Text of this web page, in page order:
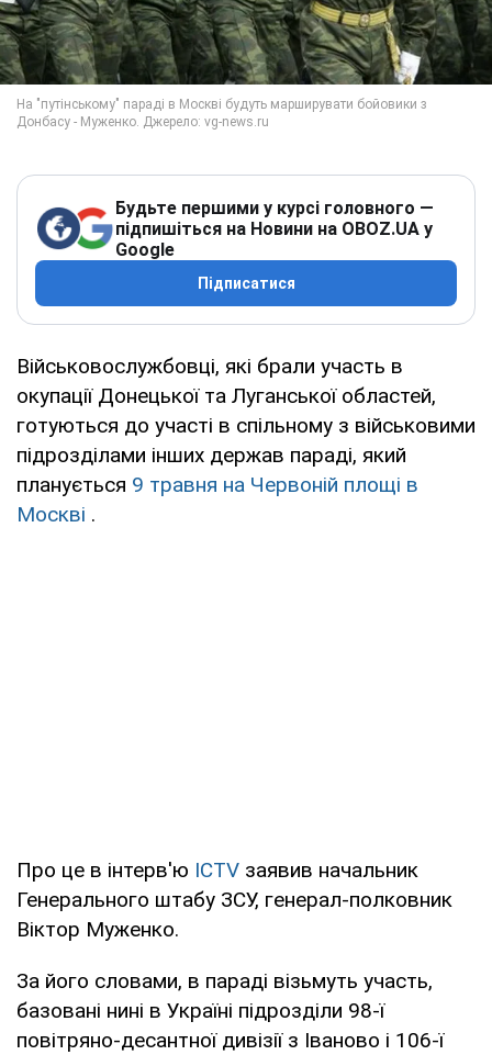
Будьте першими у курсі головного —
підпишіться на Новини на OBOZ.UA у
Google
Підписатися
Військовослужбовці, які брали участь в
окупації Донецької та Луганської областей,
готуються до участі в спільному з військовими
підрозділами інших держав параді, який
планується 9 травня на Червоній площі в
Москві .
Про це в інтерв'ю ICTV заявив начальник
Генерального штабу ЗСУ, генерал-полковник
Віктор Муженко.
За його словами, в параді візьмуть участь,
базовані нині в Україні підрозділи 98-ї
повітряно-десантної дивізії з Іваново і 106-ї